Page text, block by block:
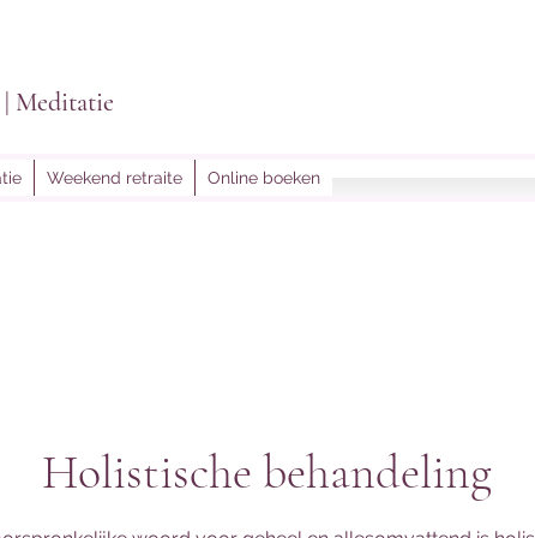
Meditatie
Weekend retraite Online boeken
Holistische behandeling